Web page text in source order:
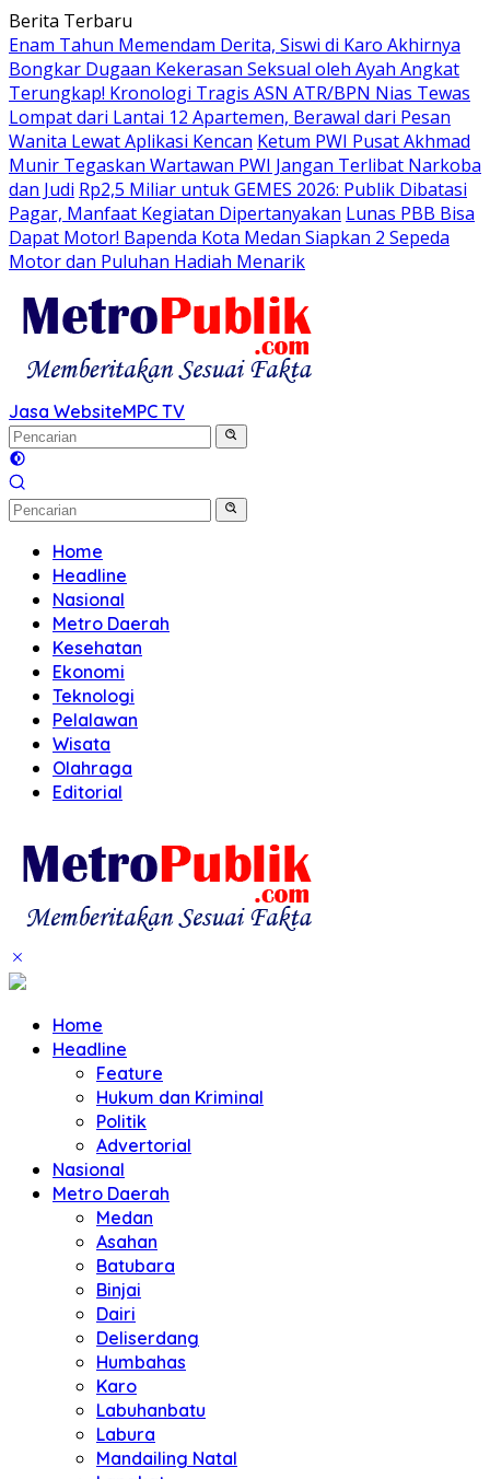
Langsung
ke
konten
Berita Terbaru
Enam Tahun Memendam Derita, Siswi di Karo Akhirnya
Bongkar Dugaan Kekerasan Seksual oleh Ayah Angkat
Terungkap! Kronologi Tragis ASN ATR/BPN Nias Tewas
Lompat dari Lantai 12 Apartemen, Berawal dari Pesan
Wanita Lewat Aplikasi Kencan Ketum PWI Pusat Akhmad
Munir Tegaskan Wartawan PWI Jangan Terlibat Narkoba
dan Judi Rp2,5 Miliar untuk GEMES 2026: Publik Dibatasi
Pagar, Manfaat Kegiatan Dipertanyakan Lunas PBB Bisa
Dapat Motor! Bapenda Kota Medan Siapkan 2 Sepeda
Motor dan Puluhan Hadiah Menarik
Jasa WebsiteMPC TV
Home
Headline
Nasional
Metro Daerah
Kesehatan
Ekonomi
Teknologi
Pelalawan
Wisata
Olahraga
Editorial
Home
Headline
Feature
Hukum dan Kriminal
Politik
Advertorial
Nasional
Metro Daerah
Medan
Asahan
Batubara
Binjai
Dairi
Deliserdang
Humbahas
Karo
Labuhanbatu
Labura
Mandailing Natal